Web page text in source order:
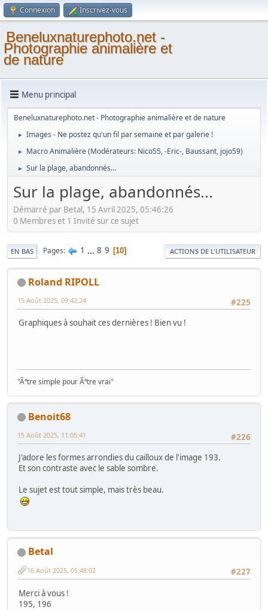
Connexion Inscrivez-vous
Beneluxnaturephoto.net -
Photographie animalière et
de nature
Menu principal
Beneluxnaturephoto.net - Photographie animalière et de nature
► Images - Ne postez qu'un fil par semaine et par galerie !
► Macro Animalière(Modérateurs: Nico55,-Eric-, Baussant, jojo59)
► Sur la plage, abandonnés...
Sur la plage, abandonnés...
Démarré par Betal, 15 Avril 2025, 05:46:26
0 Membres et 1 Invité sur ce sujet
EN BAS Pages 1 ... 8 9 10 ACTIONS DE L'UTILISATEUR
Roland RIPOLL
#225
15 Août 2025, 09:42:24
Graphiques à souhait ces dernières ! Bien vu !
"Ãªtre simple pour Ãªtre vrai"
Benoit68
#226
15 Août 2025, 11:05:41
J'adore les formes arrondies du cailloux de l'image 193.
Et son contraste avec le sable sombre.
Le sujet est tout simple, mais très beau.
Betal
#227
16 Août 2025, 05:48:02
Merci à vous !
195, 196